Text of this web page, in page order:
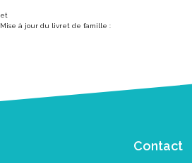
et
Mise à jour du livret de famille :
Contact